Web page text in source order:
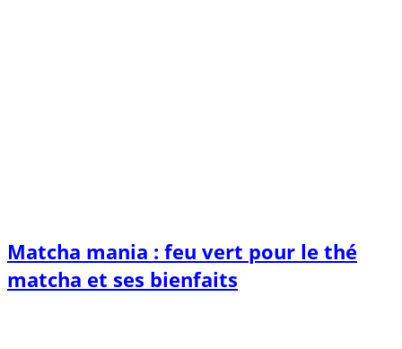
Matcha mania : feu vert pour le thé
matcha et ses bienfaits